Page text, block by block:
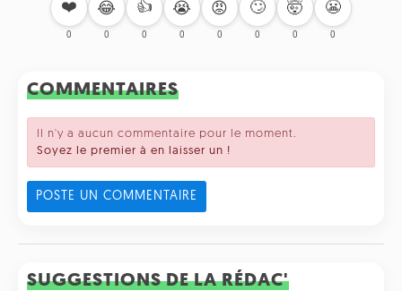
❤️
0
😂
0
👍
0
😭
0
😡
0
🙄
0
🤯
0
😬
0
COMMENTAIRES
Il n'y a aucun commentaire pour le moment.
Soyez le premier à en laisser un !
POSTE UN COMMENTAIRE
SUGGESTIONS DE LA RÉDAC'